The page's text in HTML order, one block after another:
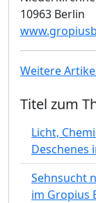
10963 Berlin
Weitere
Titel zum
Licht,
Deschenes
Sehnsucht
im Gropius